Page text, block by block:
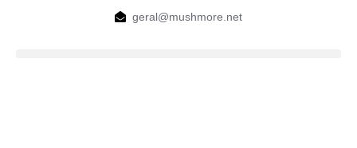
geral@mushmore.net